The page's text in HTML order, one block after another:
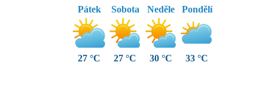
Pátek
27 °C
Sobota
27 °C
Neděle
30 °C
Pondělí
33 °C